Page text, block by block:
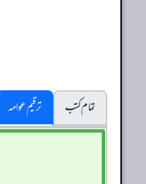
تمام کتب
ترقیم عوامہ